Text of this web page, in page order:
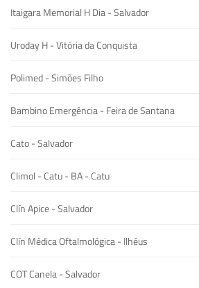
Itaigara Memorial H Dia - Salvador
Uroday H - Vitória da Conquista
Polimed - Simões Filho
Bambino Emergência - Feira de Santana
Cato - Salvador
Climol - Catu - BA - Catu
Clín Apice - Salvador
Clín Médica Oftalmológica - Ilhéus
COT Canela - Salvador